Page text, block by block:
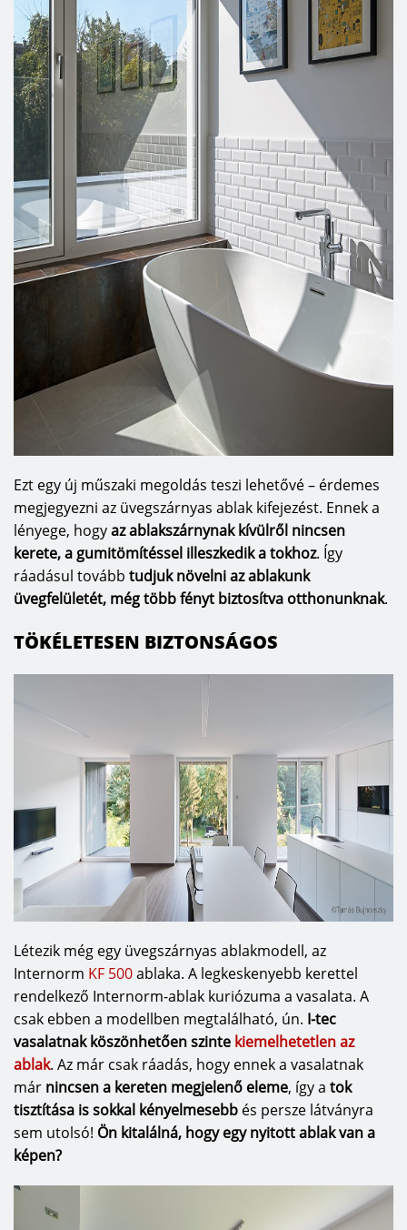
Ezt egy új műszaki megoldás teszi lehetővé – érdemes
megjegyezni az üvegszárnyas ablak kifejezést. Ennek a
lényege, hogyaz ablakszárnynak kívülről nincsen
kerete, a gumitömítéssel illeszkedik a tokhoz. Így
ráadásul tovább tudjuk növelni az ablakunk
üvegfelületét, még több fényt biztosítva otthonunknak.
TÖKÉLETESEN BIZTONSÁGOS
Létezik még egy üvegszárnyas ablakmodell, az
Internorm KF 500ablaka. A legkeskenyebb kerettel
rendelkező Internorm-ablak kuriózuma a vasalata. A
csak ebben a modellben megtalálható, ún. I-tec
vasalatnak köszönhetően szinte kiemelhetetlen az
ablak. Az már csak ráadás, hogy ennek a vasalatnak
már nincsen a kereten megjelenő eleme, így a tok
tisztítása is sokkal kényelmesebb és persze látványra
sem utolsó! Ön kitalálná, hogy egy nyitott ablak van a
képen?